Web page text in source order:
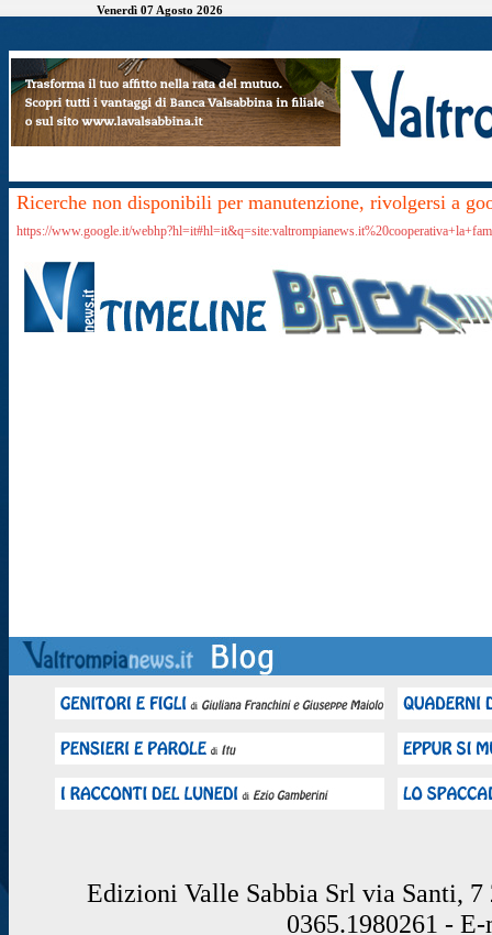
Venerdì 07 Agosto 2026
Ricerche non disponibili per manutenzione, rivolgersi a
https://www.google.it/
Edizioni Valle Sabbia Srl via Santi, 7
0365.1980261 -